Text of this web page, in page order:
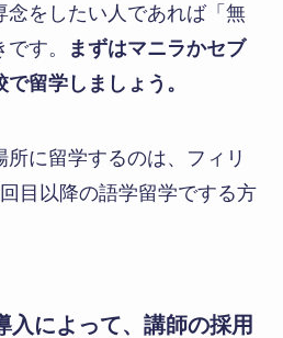
念をしたい人であれば「無
す。
まずはマニラかセブ
留学しましょう。
に留学するのは、フィリ
目以降の語学留学でする方
入によって、講師の採用